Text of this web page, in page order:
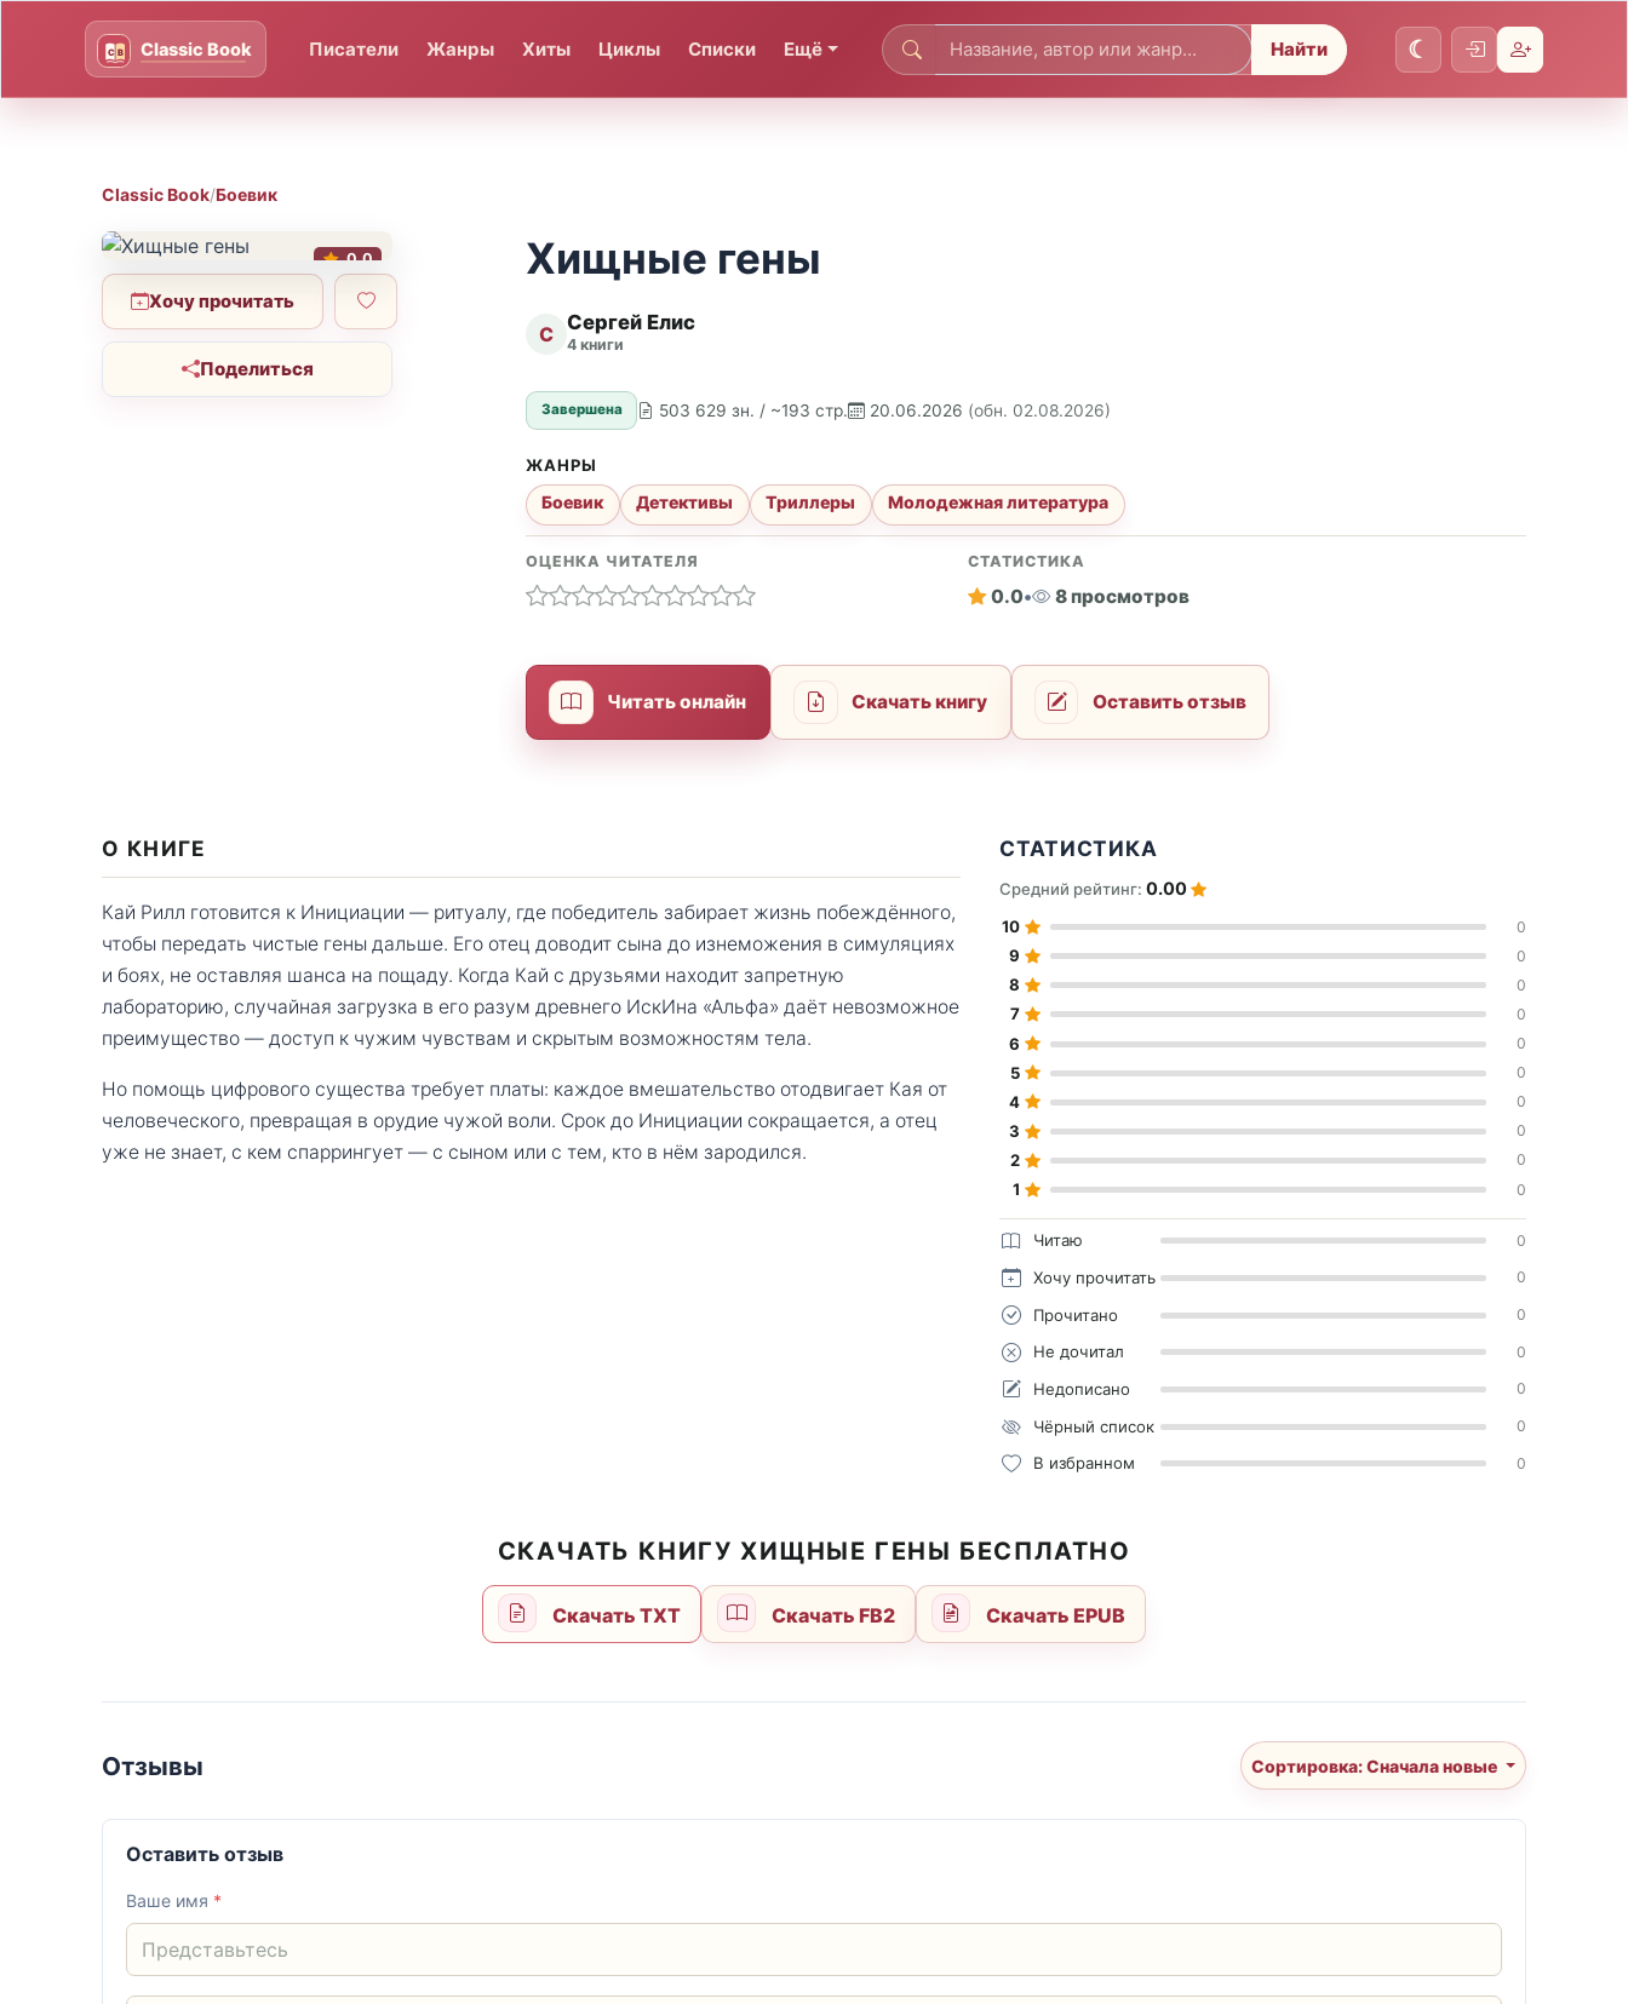
Писатели Жанры Хиты Циклы Списки Ещё Найти
Classic Book/Боевик
0.0
Хочу прочитать
Поделиться
Хищные гены
С Сергей Елис
4 книги
Завершена 503 629 зн. / ~193 стр. 20.06.2026 (обн. 02.08.2026)
ЖАНРЫ
Боевик Детективы Триллеры Молодежная литература
ОЦЕНКА ЧИТАТЕЛЯ СТАТИСТИКА
0.0• 8 просмотров
Читать онлайн Скачать книгу Оставить отзыв
О КНИГЕ
Кай Рилл готовится к Инициации — ритуалу, где победитель забирает жизнь побеждённого,
чтобы передать чистые гены дальше. Его отец доводит сына до изнеможения в симуляциях
и боях, не оставляя шанса на пощаду. Когда Кай с друзьями находит запретную
лабораторию, случайная загрузка в его разум древнего ИскИна «Альфа» даёт невозможное
преимущество — доступ к чужим чувствам и скрытым возможностям тела.
Но помощь цифрового существа требует платы: каждое вмешательство отодвигает Кая от
человеческого, превращая в орудие чужой воли. Срок до Инициации сокращается, а отец
уже не знает, с кем спаррингует — с сыном или с тем, кто в нём зародился.
СТАТИСТИКА
Средний рейтинг:0.00
10 0
9 0
8 0
7 0
6 0
5 0
4 0
3 0
2 0
1 0
Читаю 0
Хочу прочитать 0
Прочитано 0
Не дочитал 0
Недописано 0
Чёрный список 0
В избранном 0
СКАЧАТЬ КНИГУ ХИЩНЫЕ ГЕНЫ БЕСПЛАТНО
Скачать TXT Скачать FB2 Скачать EPUB
Отзывы Сортировка: Сначала новые
Оставить отзыв
Ваше имя *